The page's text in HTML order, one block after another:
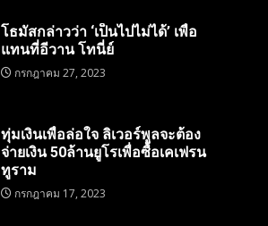
โธมัสกล่าวว่า ‘เป็นไปไม่ได้’ เพื่อ
แทนที่อีวาน โทนี่ย์
กรกฎาคม 27, 2023
ทุ่มเงินเพื่อล่อใจ ลิเวอร์พูลจะต้อง
จ่ายเงิน 50ล้านยูโรเพื่อซื้อเคเฟรน
ทูราม
กรกฎาคม 17, 2023